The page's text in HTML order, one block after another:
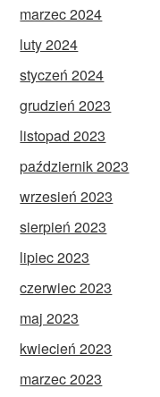
marzec 2024
luty 2024
styczeń 2024
grudzień 2023
listopad 2023
październik 2023
wrzesień 2023
sierpień 2023
lipiec 2023
czerwiec 2023
maj 2023
kwiecień 2023
marzec 2023